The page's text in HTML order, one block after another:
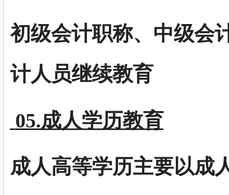
初级会计职称、中级会
计人员继续教育
05.成人学历教育
成人高等学历主要以成